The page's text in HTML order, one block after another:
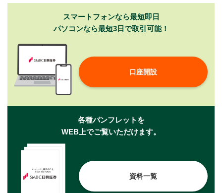
スマートフォンなら最短即日
パソコンなら最短3日で取引可能！
口座開設
各種パンフレットを
WEB上でご覧いただけます。
資料一覧